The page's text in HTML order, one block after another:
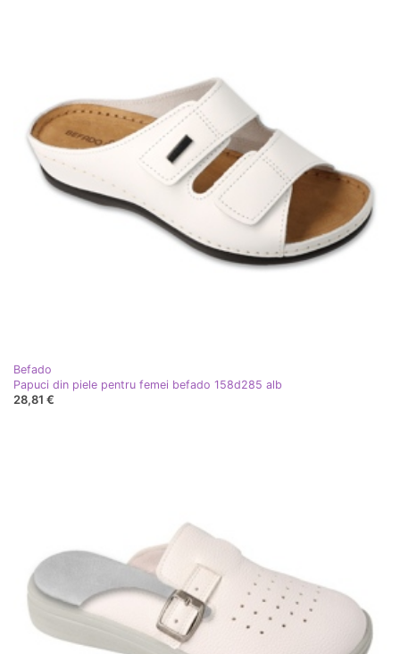
Befado
Papuci din piele pentru femei befado 158d285 alb
28,81 €